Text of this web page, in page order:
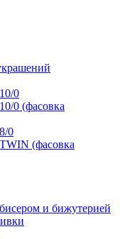
0
0 (фасовка
0
(фасовка
и бижутерией